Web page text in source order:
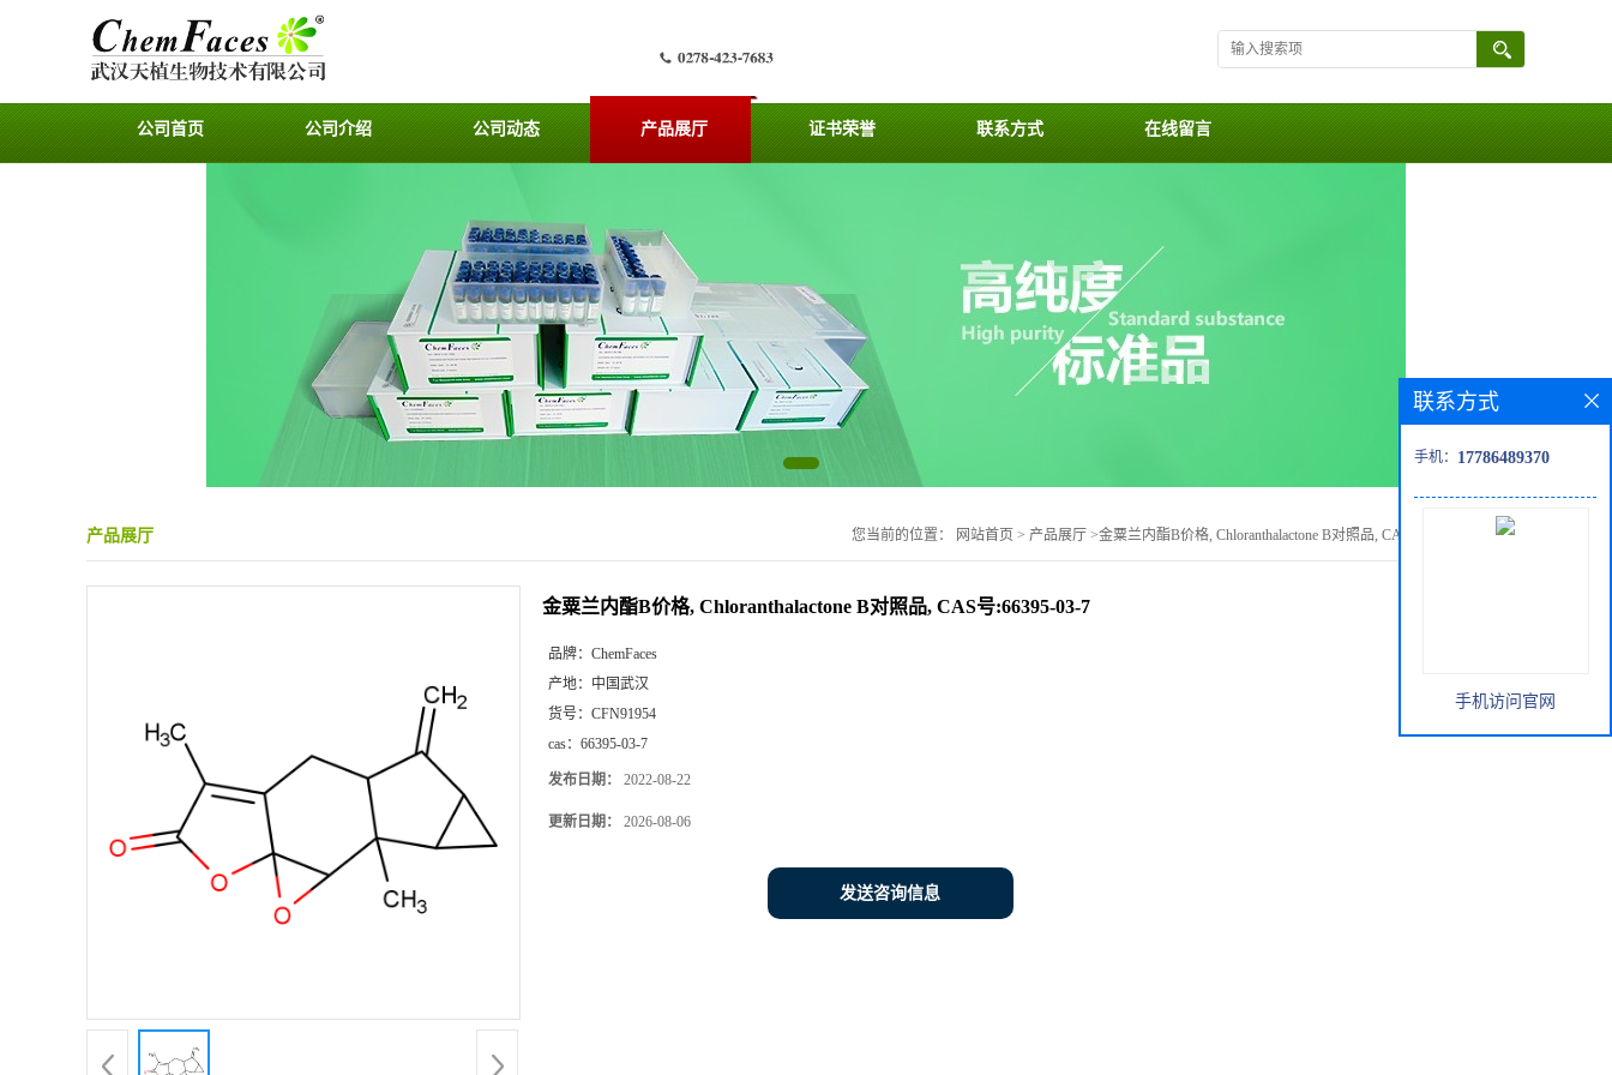
公司首页 公司介绍 公司动态 产品展厅 证书荣誉 联系方式 在线留言
产品展厅 您当前的位置： 网站首页 > 产品展厅 >金粟兰内酯B价格, Chloranthalactone B对照品, CAS号:66395-03-7
金粟兰内酯B价格, Chloranthalactone B对照品, CAS号:66395-03-7
品牌： ChemFaces
产地： 中国武汉
货号： CFN91954
cas： 66395-03-7
发布日期： 2022-08-22
更新日期： 2026-08-06
发送咨询信息
联系方式
手机： 17786489370
手机访问官网